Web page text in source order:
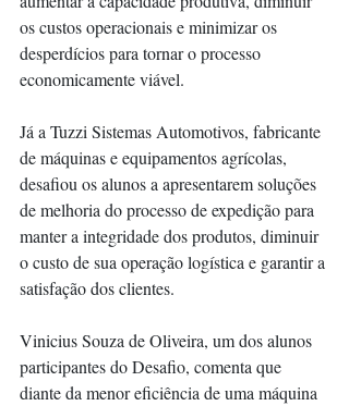
os custos operacionais e minimizar os
desperdícios para tornar o processo
economicamente viável.
Já a Tuzzi Sistemas Automotivos, fabricante
de máquinas e equipamentos agrícolas,
desafiou os alunos a apresentarem soluções
de melhoria do processo de expedição para
manter a integridade dos produtos, diminuir
o custo de sua operação logística e garantir a
satisfação dos clientes.
Vinicius Souza de Oliveira, um dos alunos
participantes do Desafio, comenta que
diante da menor eficiência de uma máquina